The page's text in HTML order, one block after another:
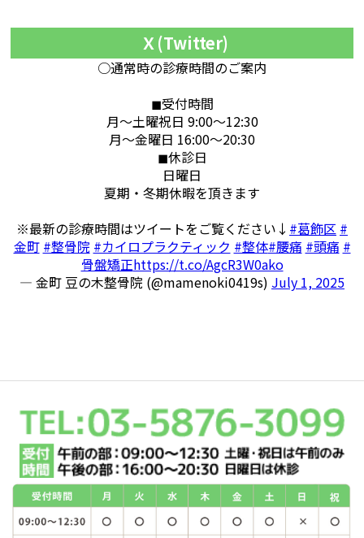
Ｘ(Twitter)
○通常時の診療時間のご案内
◼︎受付時間
月～土曜祝日 9:00～12:30
月～金曜日 16:00～20:30
◼︎休診日
日曜日
夏期・冬期休暇を頂きます
※最新の診療時間はツイートをご覧ください↓ #葛飾区 #
金町 #整骨院 #カイロプラクティック #整体#腰痛 #頭痛 #
骨盤矯正https://t.co/AgcR3W0ako
— 金町 豆の木整骨院 (@mamenoki0419s) July 1, 2025